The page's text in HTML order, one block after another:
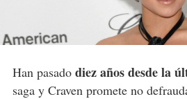
Han pasado diez años desde la
saga y Craven promete no